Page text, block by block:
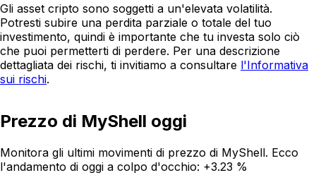
Gli asset cripto sono soggetti a un'elevata volatilità.
Potresti subire una perdita parziale o totale del tuo
investimento, quindi è importante che tu investa solo ciò
che puoi permetterti di perdere. Per una descrizione
dettagliata dei rischi, ti invitiamo a consultare l'Informativa
sui rischi.
Prezzo di MyShell oggi
Monitora gli ultimi movimenti di prezzo di MyShell. Ecco
l'andamento di oggi a colpo d'occhio: +3.23 %